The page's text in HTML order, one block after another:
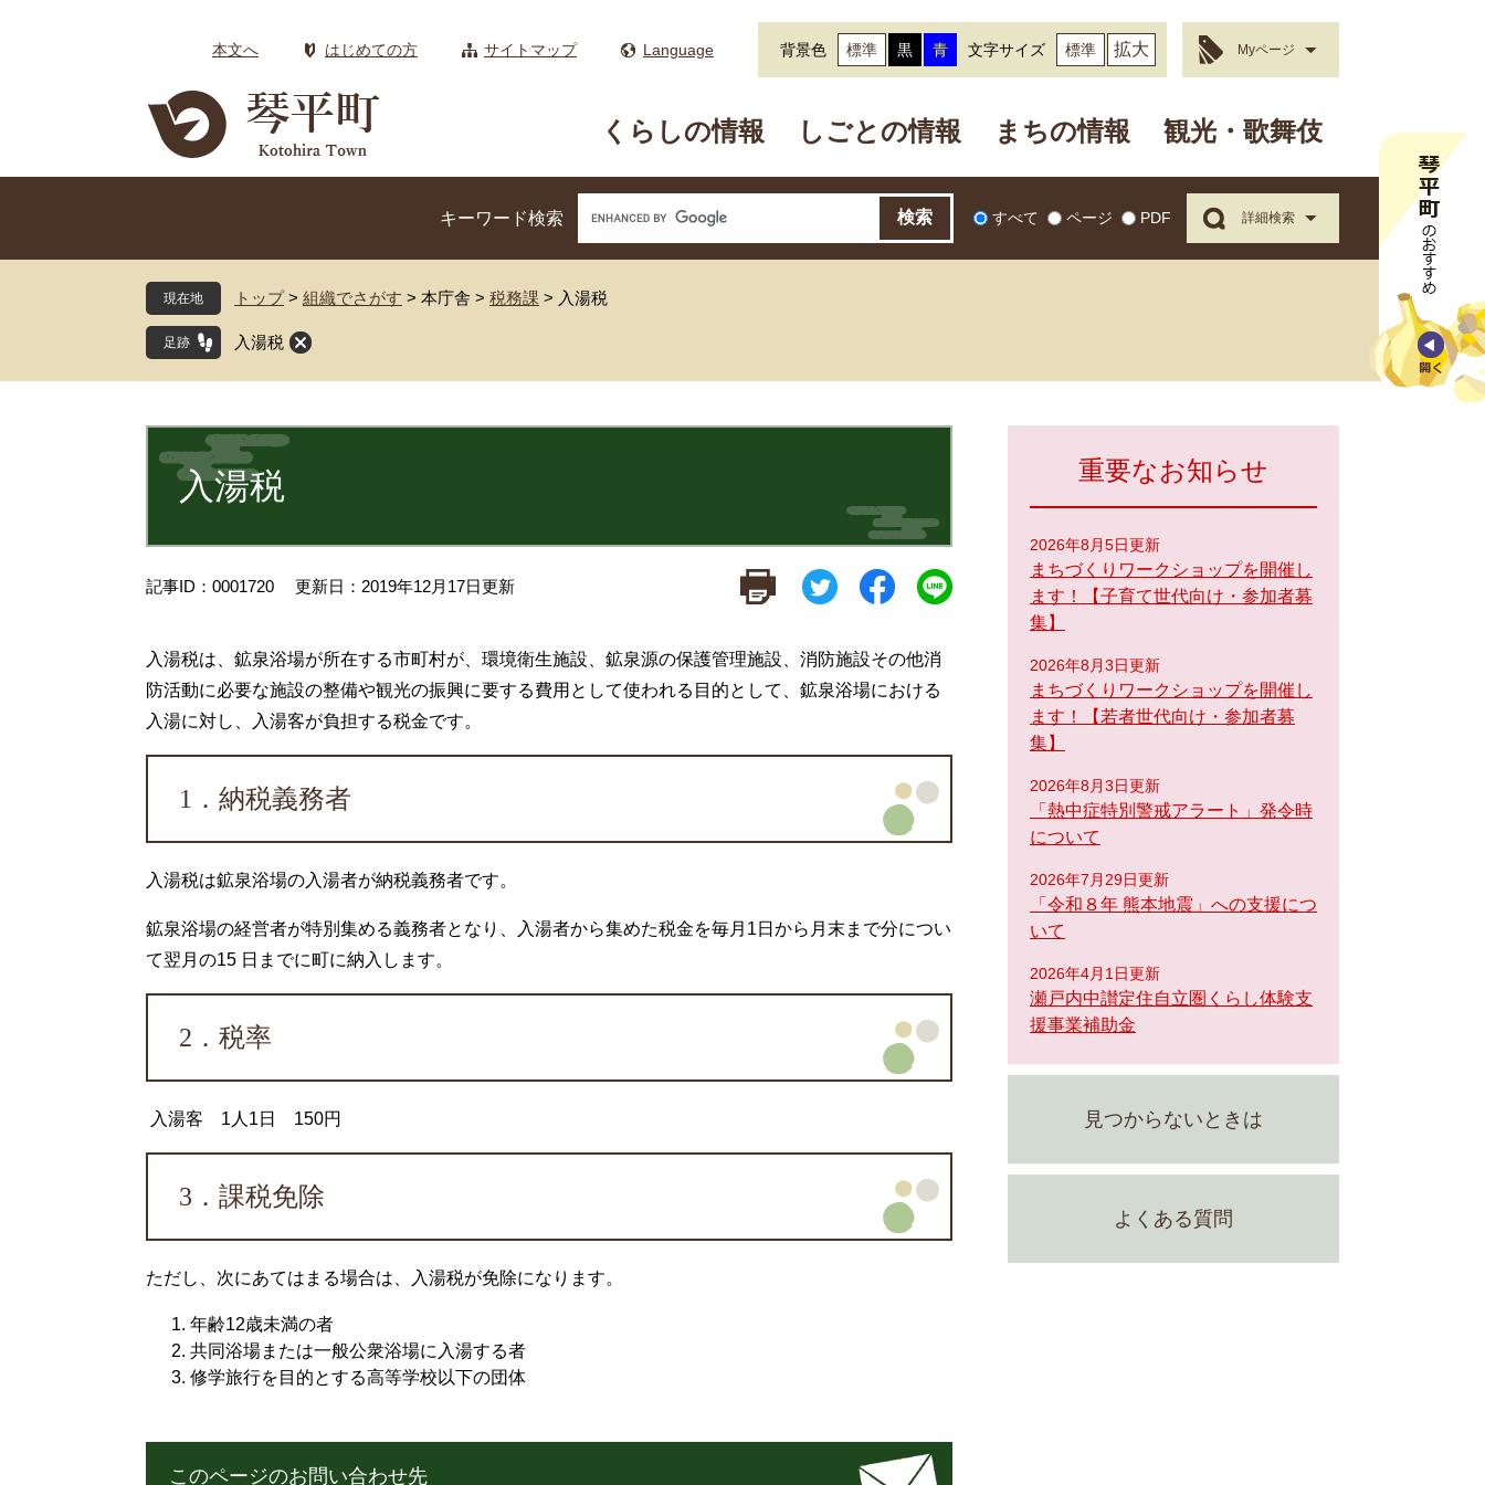
本文へ はじめての方 サイトマップ Language 背景色 標準 黒 青 文字サイズ 標準 拡大 Myページ
くらしの情報 しごとの情報 まちの情報 観光・歌舞伎
キーワード検索 すべて ページ PDF 詳細検索
現在地 トップ > 組織でさがす > 本庁舎 > 税務課 > 入湯税
入湯税
文
入湯税
記事ID：0001720 更新日：2019年12月17日更新
入湯税は、鉱泉浴場が所在する市町村が、環境衛生施設、鉱泉源の保護管理施設、消防施設その他消
防活動に必要な施設の整備や観光の振興に要する費用として使われる目的として、鉱泉浴場における
入湯に対し、入湯客が負担する税金です。
1．納税義務者
入湯税は鉱泉浴場の入湯者が納税義務者です。
鉱泉浴場の経営者が特別集める義務者となり、入湯者から集めた税金を毎月1日から月末まで分につい
て翌月の15 日までに町に納入します。
2．税率
入湯客 1人1日 150円
3．課税免除
ただし、次にあてはまる場合は、入湯税が免除になります。
年齢12歳未満の者
共同浴場または一般公衆浴場に入湯する者
修学旅行を目的とする高等学校以下の団体
このページのお問い合わせ先
重要なお知らせ
2026年8月5日更新
まちづくりワークショップを開催し
ます！【子育て世代向け・参加者募
集】
2026年8月3日更新
まちづくりワークショップを開催し
ます！【若者世代向け・参加者募
集】
2026年8月3日更新
「熱中症特別警戒アラート」発令時
について
2026年7月29日更新
「令和８年 熊本地震」への支援につ
いて
2026年4月1日更新
瀬戸内中讃定住自立圏くらし体験支
援事業補助金
見つからないときは
よくある質問